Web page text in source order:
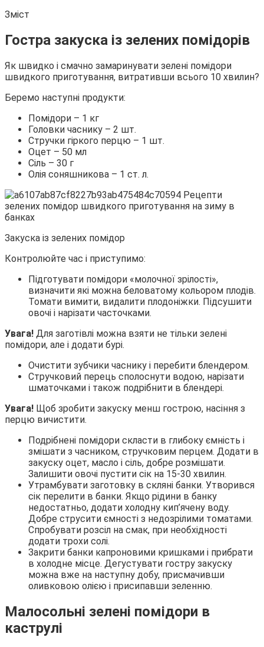
Зміст
Гостра закуска із зелених помідорів
Як швидко і смачно замаринувати зелені помідори
швидкого приготування, витративши всього 10 хвилин?
Беремо наступні продукти:
Помідори – 1 кг
Головки часнику – 2 шт.
Стручки гіркого перцю – 1 шт.
Оцет – 50 мл
Сіль – 30 г
Олія соняшникова – 1 ст. л.
Закуска із зелених помідор
Контролюйте час і приступимо:
Підготувати помідори «молочної зрілості»,
визначити які можна беловатому кольором плодів.
Томати вимити, видалити плодоніжки. Підсушити
овочі і нарізати часточками.
Увага! Для заготівлі можна взяти не тільки зелені
помідори, але і додати бурі.
Очистити зубчики часнику і перебити блендером.
Стручковий перець сполоснути водою, нарізати
шматочками і також подрібнити в блендері.
Увага! Щоб зробити закуску менш гострою, насіння з
перцю вичистити.
Подрібнені помідори скласти в глибоку ємність і
змішати з часником, стручковим перцем. Додати в
закуску оцет, масло і сіль, добре розмішати.
Залишити овочі пустити сік на 15-30 хвилин.
Утрамбувати заготовку в скляні банки. Утворився
сік перелити в банки. Якщо рідини в банку
недостатньо, додати холодну кип’ячену воду.
Добре струсити ємності з недозрілими томатами.
Спробувати розсіл на смак, при необхідності
додати трохи солі.
Закрити банки капроновими кришками і прибрати
в холодне місце. Дегустувати гостру закуску
можна вже на наступну добу, присмачивши
оливковою олією і присипавши зеленню.
Малосольні зелені помідори в
каструлі